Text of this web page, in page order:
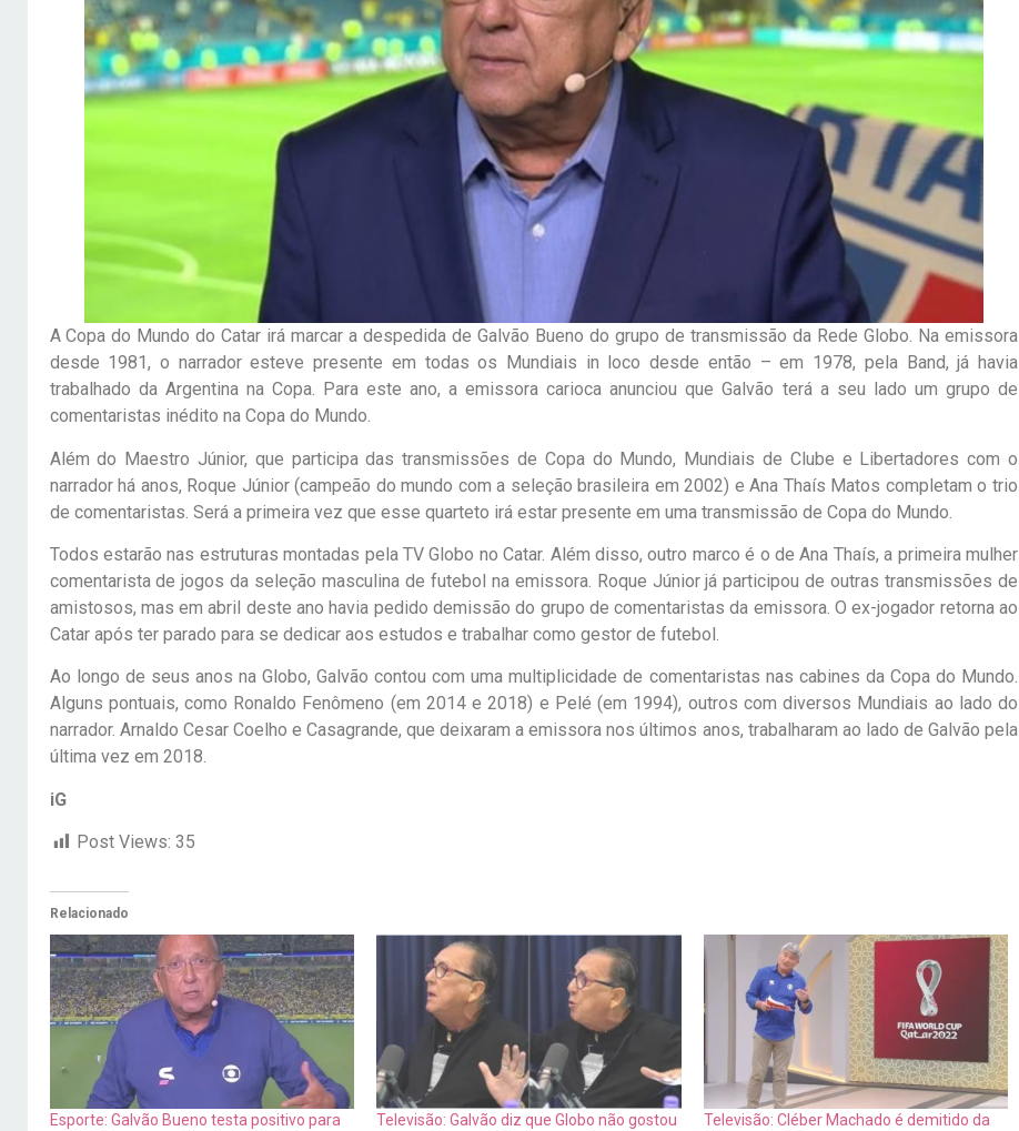
A Copa do Mundo do Catar irá marcar a despedida de Galvão Bueno do grupo de transmissão da Rede Globo. Na emissora
desde 1981, o narrador esteve presente em todas os Mundiais in loco desde então – em 1978, pela Band, já havia
trabalhado da Argentina na Copa. Para este ano, a emissora carioca anunciou que Galvão terá a seu lado um grupo de
comentaristas inédito na Copa do Mundo.
Além do Maestro Júnior, que participa das transmissões de Copa do Mundo, Mundiais de Clube e Libertadores com o
narrador há anos, Roque Júnior (campeão do mundo com a seleção brasileira em 2002) e Ana Thaís Matos completam o trio
de comentaristas. Será a primeira vez que esse quarteto irá estar presente em uma transmissão de Copa do Mundo.
Todos estarão nas estruturas montadas pela TV Globo no Catar. Além disso, outro marco é o de Ana Thaís, a primeira mulher
comentarista de jogos da seleção masculina de futebol na emissora. Roque Júnior já participou de outras transmissões de
amistosos, mas em abril deste ano havia pedido demissão do grupo de comentaristas da emissora. O ex-jogador retorna ao
Catar após ter parado para se dedicar aos estudos e trabalhar como gestor de futebol.
Ao longo de seus anos na Globo, Galvão contou com uma multiplicidade de comentaristas nas cabines da Copa do Mundo.
Alguns pontuais, como Ronaldo Fenômeno (em 2014 e 2018) e Pelé (em 1994), outros com diversos Mundiais ao lado do
narrador. Arnaldo Cesar Coelho e Casagrande, que deixaram a emissora nos últimos anos, trabalharam ao lado de Galvão pela
última vez em 2018.
iG
Post Views: 35
Relacionado
Esporte: Galvão Bueno testa positivo para
Televisão: Galvão diz que Globo não gostou
Televisão: Cléber Machado é demitido da